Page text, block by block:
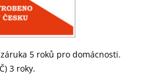
5 roků pro domácnosti.
3 roky.